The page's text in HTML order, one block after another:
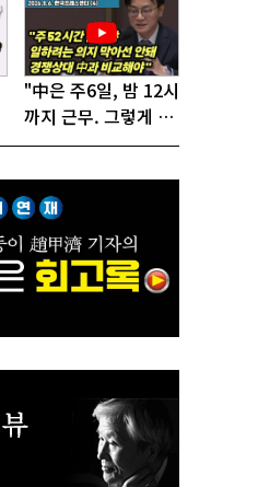
"中은 주6일, 밤 12시
까지 근무. 그렇게 일
해서 어떻게 경쟁하